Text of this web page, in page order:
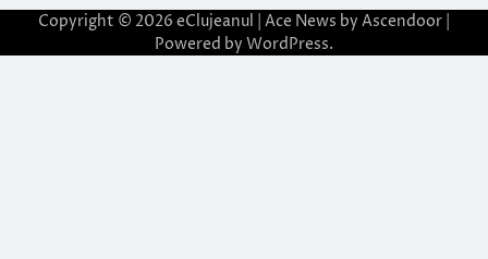
Copyright © 2026 eClujeanul | Ace News by Ascendoor
Powered by WordPress.